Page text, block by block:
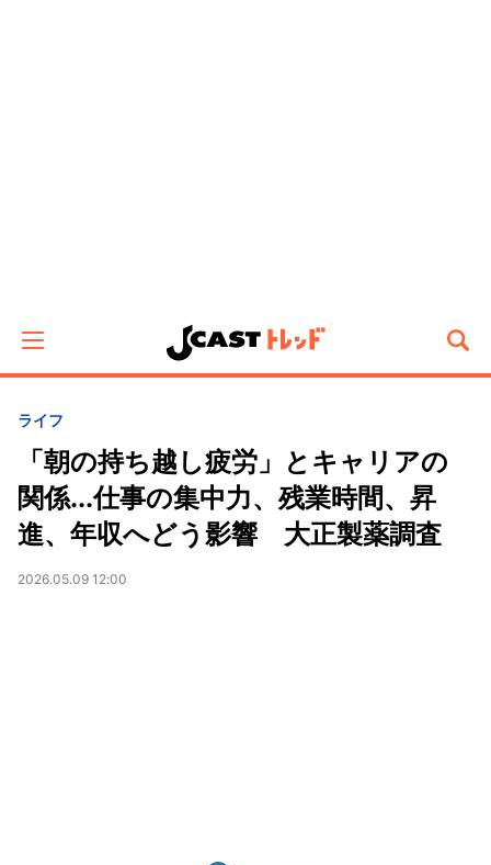
ライフ
「朝の持ち越し疲労」とキャリアの
関係...仕事の集中力、残業時間、昇
進、年収へどう影響 大正製薬調査
2026.05.09 12:00